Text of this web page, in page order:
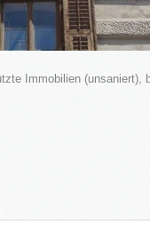
Immobilien (unsaniert),